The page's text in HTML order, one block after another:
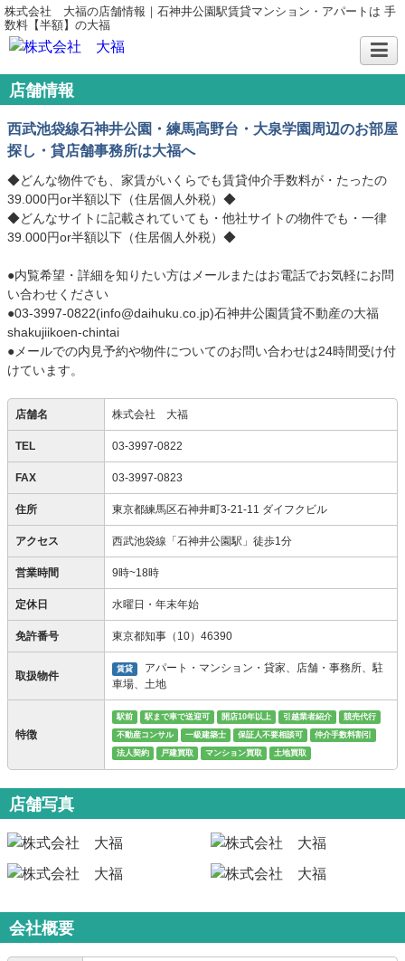
株式会社 大福の店舗情報｜石神井公園駅賃貸マンション・アパートは 手
数料【半額】の大福
店舗情報
西武池袋線石神井公園・練馬高野台・大泉学園周辺のお部屋
探し・貸店舗事務所は大福へ
◆どんな物件でも、家賃がいくらでも賃貸仲介手数料が・たったの
39.000円or半額以下（住居個人外税）◆
◆どんなサイトに記載されていても・他社サイトの物件でも・一律
39.000円or半額以下（住居個人外税）◆
●内覧希望・詳細を知りたい方はメールまたはお電話でお気軽にお問
い合わせください
●03-3997-0822(info@daihuku.co.jp)石神井公園賃貸不動産の大福
shakujiikoen-chintai
●メールでの内見予約や物件についてのお問い合わせは24時間受け付
けています。
店舗名 株式会社 大福
TEL 03-3997-0822
FAX 03-3997-0823
住所 東京都練馬区石神井町3-21-11 ダイフクビル
アクセス 西武池袋線「石神井公園駅」徒歩1分
営業時間 9時~18時
定休日 水曜日・年末年始
免許番号 東京都知事（10）46390
取扱物件
賃貸
アパート・マンション・貸家、店舗・事務所、駐
車場、土地
特徴
駅前 駅まで車で送迎可 開店10年以上 引越業者紹介
競売代行
不動産コンサル
一級建築士 保証人不要相談可
仲介手数料割引
法人契約
戸建買取 マンション買取 土地買取
店舗写真
会社概要